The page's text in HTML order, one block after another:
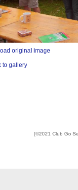
original image
to gallery
[©2021 Club Go